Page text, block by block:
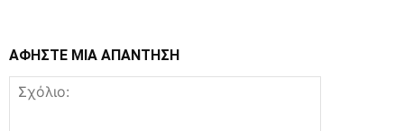
ΑΦΗΣΤΕ ΜΙΑ ΑΠΑΝΤΗΣΗ